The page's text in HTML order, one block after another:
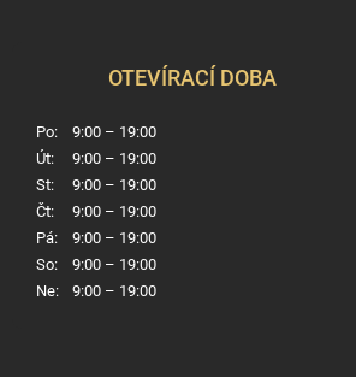
OTEVÍRACÍ DOBA
Po:
9:00 – 19:00
Út:
9:00 – 19:00
St:
9:00 – 19:00
Čt:
9:00 – 19:00
Pá:
9:00 – 19:00
So:
9:00 – 19:00
Ne:
9:00 – 19:00